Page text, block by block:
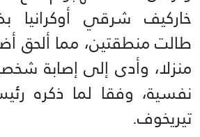
خاركيف شرقي أوكرانيا
منزلا، وأدى إلى إصابة
نفسية، وفقا لما ذكره
تيريخوف.